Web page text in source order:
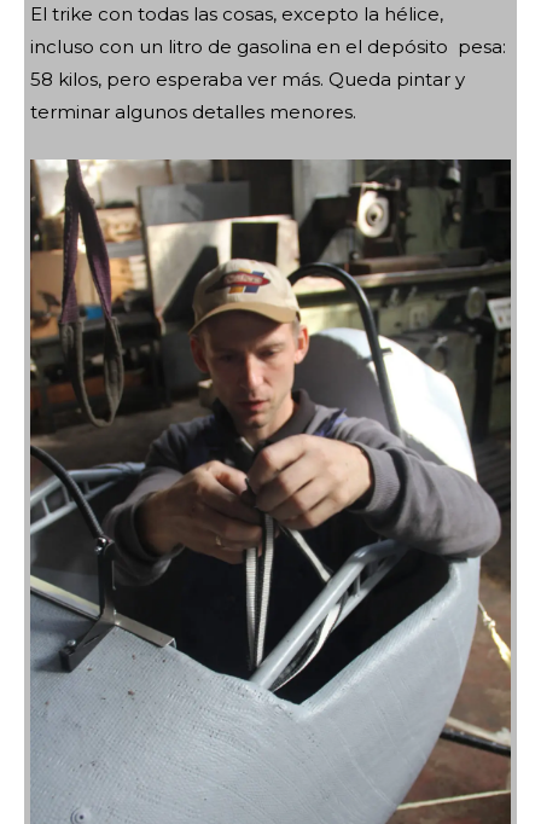
El trike con todas las cosas, excepto la hélice,
incluso con un litro de gasolina en el depósito pesa:
58 kilos, pero esperaba ver más. Queda pintar y
terminar algunos detalles menores.